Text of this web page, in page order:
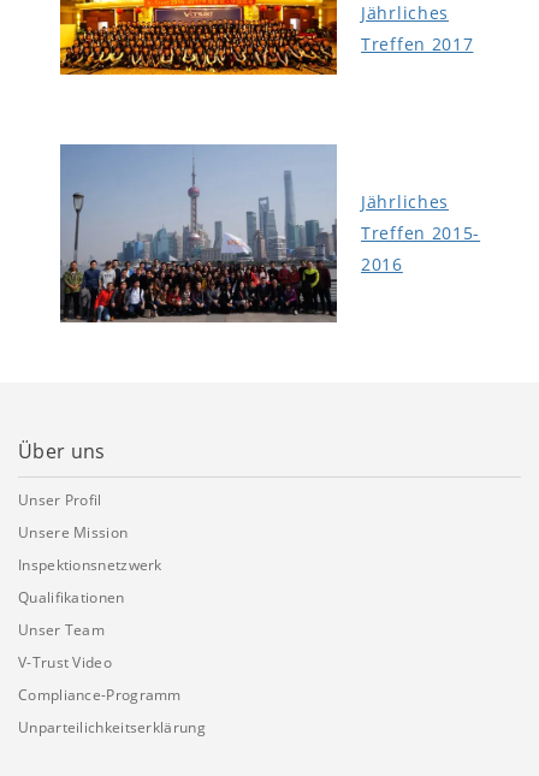
Jährliches
Treffen 2017
Jährliches
Treffen 2015-
2016
Über uns
Unser Profil
Unsere Mission
Inspektionsnetzwerk
Qualifikationen
Unser Team
V-Trust Video
Compliance-Programm
Unparteilichkeitserklärung